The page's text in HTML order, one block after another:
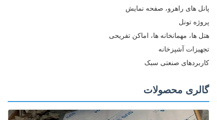
های راهرو، صفحه نمایش
تونل
ها، مهمانخانه ها، اماکن تفریحی
آشپزخانه
صنعتی سبک
محصولات